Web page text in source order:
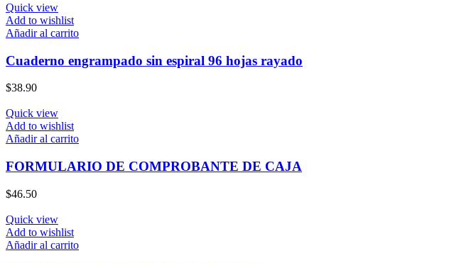
Quick view
Add to wishlist
Añadir al carrito
Cuaderno engrampado sin espiral 96 hojas rayado
$38.90
Quick view
Add to wishlist
Añadir al carrito
FORMULARIO DE COMPROBANTE DE CAJA
$46.50
Quick view
Add to wishlist
Añadir al carrito